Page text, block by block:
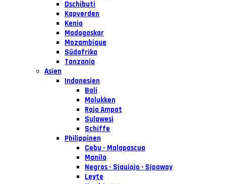
Dschibuti
Kapverden
Kenia
Madagaskar
Mozambique
Südafrika
Tanzania
Asien
Indonesien
Bali
Molukken
Raja Ampat
Sulawesi
Schiffe
Philippinen
Cebu - Malapascua
Manila
Negros - Siquiojo - Sipaway
Leyte